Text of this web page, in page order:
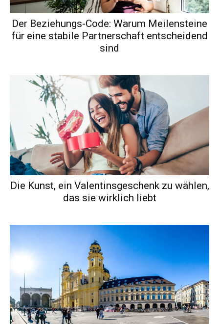
Der Beziehungs-Code: Warum Meilensteine
für eine stabile Partnerschaft entscheidend
sind
Die Kunst, ein Valentinsgeschenk zu wählen,
das sie wirklich liebt